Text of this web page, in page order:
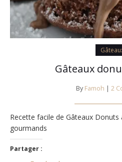
Gâteaux
By Famoh | 2
Recette facile de Gâteaux
gourmands
Partager :